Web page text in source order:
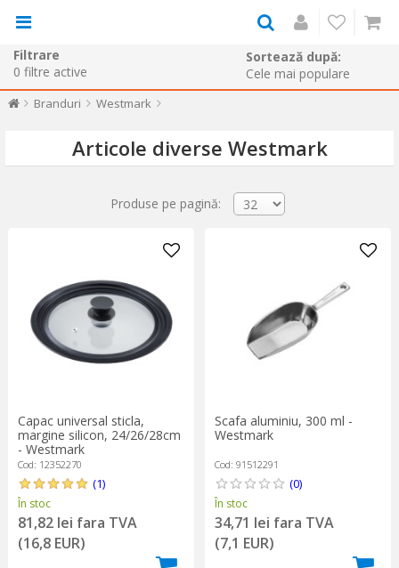
Filtrare
0 filtre active
Sortează după:
Branduri Westmark
Articole diverse Westmark
Produse pe pagină:
Capac universal sticla,
margine silicon, 24/26/28cm
- Westmark
Cod: 12352270
(1)
În stoc
81,82 lei fara TVA
(16,8 EUR)
Scafa aluminiu, 300 ml -
Westmark
Cod: 91512291
(0)
În stoc
34,71 lei fara TVA
(7,1 EUR)